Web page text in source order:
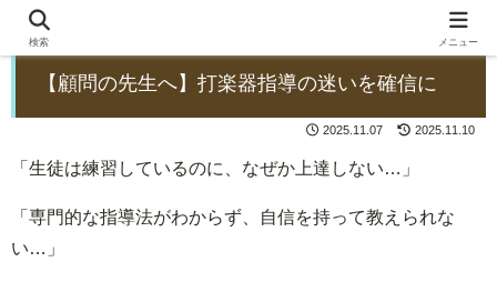
【顧問の先生へ】打楽器指導の迷いを確信に
2025.11.07 2025.11.10
「生徒は練習しているのに、なぜか上達しない…」
「専門的な指導法がわからず、自信を持って教えられな
い…」
検索 メニュー